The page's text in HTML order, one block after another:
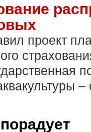
проект
–